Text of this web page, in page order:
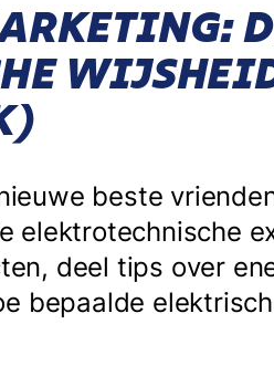
beste
elektrotechnische
deel tips over
bepaalde